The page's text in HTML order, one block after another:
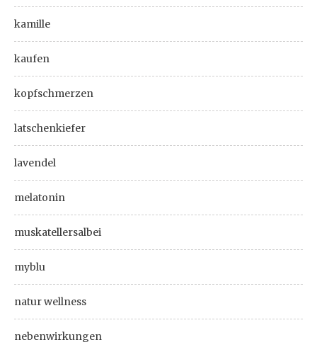
kamille
kaufen
kopfschmerzen
latschenkiefer
lavendel
melatonin
muskatellersalbei
myblu
natur wellness
nebenwirkungen